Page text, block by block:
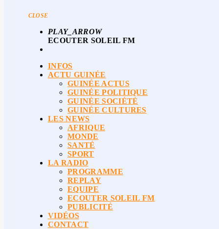
CLOSE
PLAY_ARROW
ECOUTER SOLEIL FM
INFOS
ACTU GUINÉE
GUINÉE ACTUS
GUINÉE POLITIQUE
GUINÉE SOCIÉTÉ
GUINÉE CULTURES
LES NEWS
AFRIQUE
MONDE
SANTÉ
SPORT
LA RADIO
PROGRAMME
REPLAY
EQUIPE
ECOUTER SOLEIL FM
PUBLICITÉ
VIDÉOS
CONTACT